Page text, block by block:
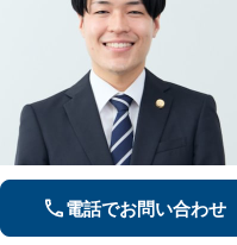
電話でお問い合わせ